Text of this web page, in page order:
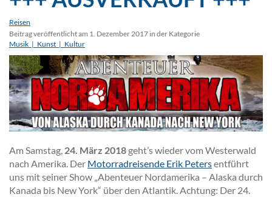
Reisen
Beitrag veröffentlicht am 1. Dezember 2017 in der Kategorie
Musik_|_Kunst_|_Kultur
Am Samstag, 24. März 2018 geht’s wieder vom Westerwald
nach Amerika. Der Motorradreisende Erik Petersentführt
uns mit seiner Show „Abenteuer Nordamerika – Alaska durch
Kanada bis New York“ über den Atlantik. Achtung: Der 24.